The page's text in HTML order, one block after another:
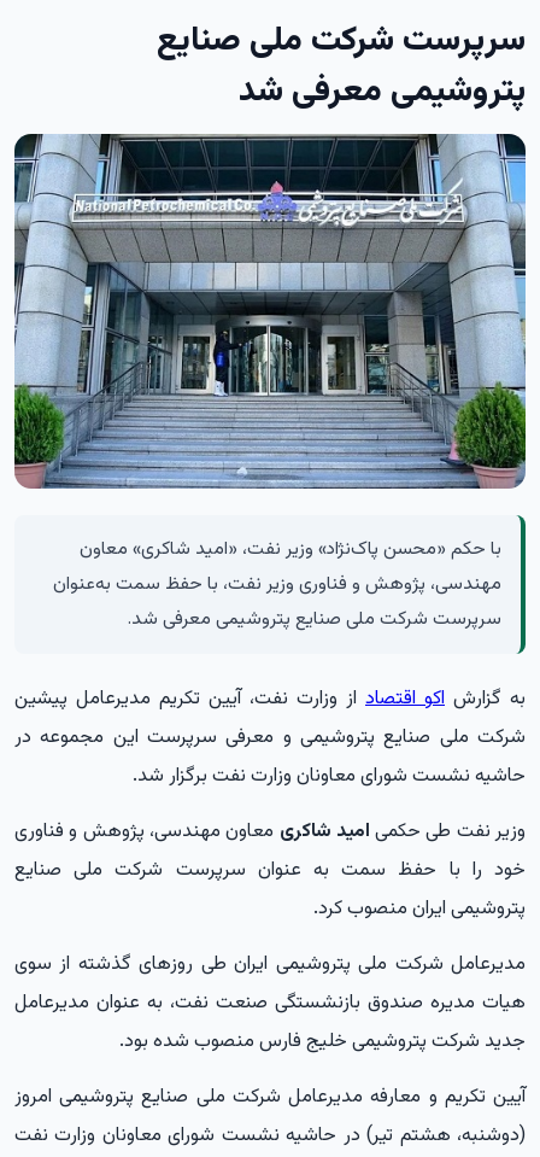
سرپرست شرکت ملی صنایع
پتروشیمی معرفی شد
با حکم «محسن پاک‌نژاد» وزیر نفت، «امید شاکری» معاون
مهندسی، پژوهش و فناوری وزیر نفت، با حفظ سمت به‌عنوان
سرپرست شرکت ملی صنایع پتروشیمی معرفی شد.
به گزارش اکو اقتصاد از وزارت نفت، آیین تکریم مدیرعامل پیشین
شرکت ملی صنایع پتروشیمی و معرفی سرپرست این مجموعه در
حاشیه نشست شورای معاونان وزارت نفت برگزار شد.
وزیر نفت طی حکمی امید شاکری معاون مهندسی، پژوهش و فناوری
خود را با حفظ سمت به عنوان سرپرست شرکت ملی صنایع
پتروشیمی ایران منصوب کرد.
مدیرعامل شرکت ملی پتروشیمی ایران طی روزهای گذشته از سوی
هیات مدیره صندوق بازنشستگی صنعت نفت، به عنوان مدیرعامل
جدید شرکت پتروشیمی خلیج فارس منصوب شده بود.
آیین تکریم و معارفه مدیرعامل شرکت ملی صنایع پتروشیمی امروز
(دوشنبه، هشتم تیر) در حاشیه نشست شورای معاونان وزارت نفت